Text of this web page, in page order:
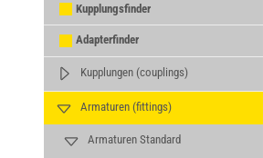
Kupplungsfinder
Adapterfinder
Kupplungen (couplings)
Armaturen (fittings)
Armaturen Standard